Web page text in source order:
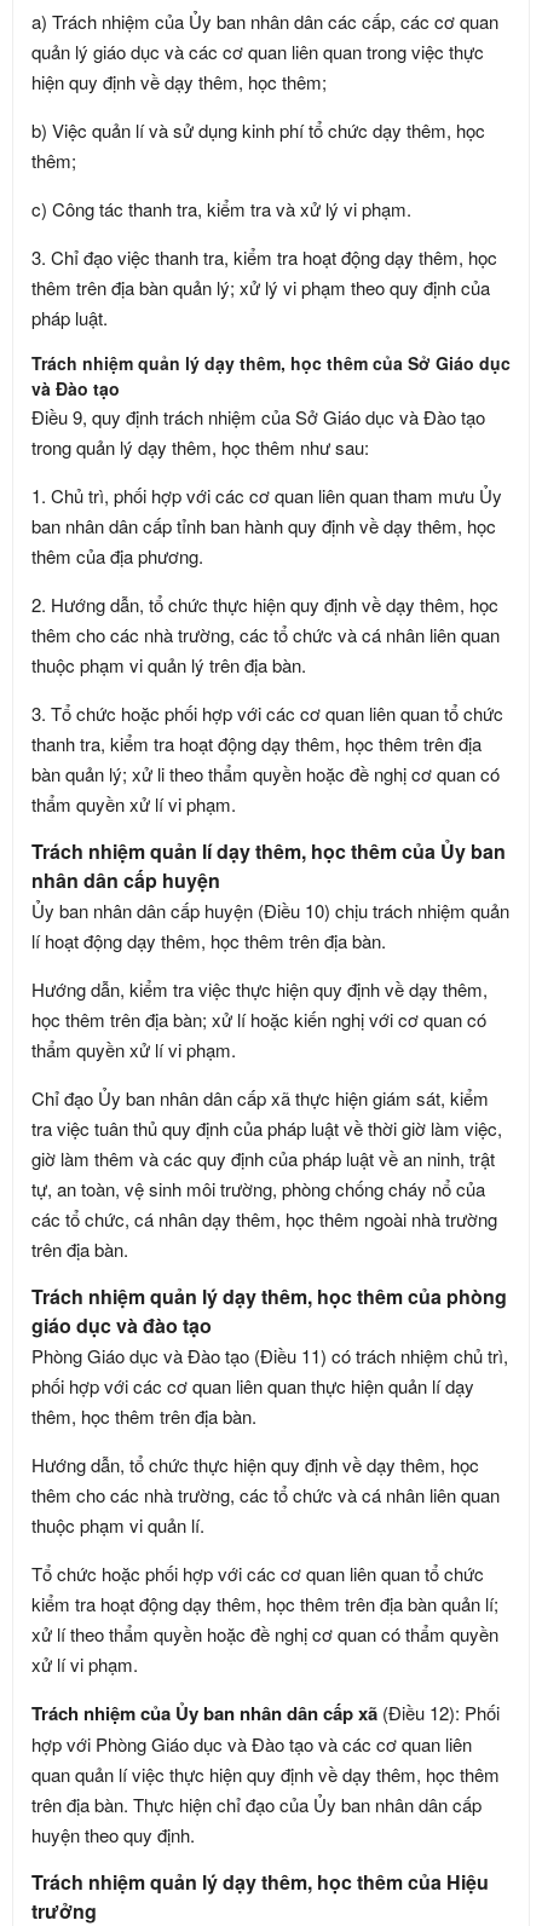
a) Trách nhiệm của Ủy ban nhân dân các cấp, các cơ quan
quản lý giáo dục và các cơ quan liên quan trong việc thực
hiện quy định về dạy thêm, học thêm;
b) Việc quản lí và sử dụng kinh phí tổ chức dạy thêm, học
thêm;
c) Công tác thanh tra, kiểm tra và xử lý vi phạm.
3. Chỉ đạo việc thanh tra, kiểm tra hoạt động dạy thêm, học
thêm trên địa bàn quản lý; xử lý vi phạm theo quy định của
pháp luật.
Trách nhiệm quản lý dạy thêm, học thêm của Sở Giáo dục
và Đào tạo
Điều 9, quy định trách nhiệm của Sở Giáo dục và Đào tạo
trong quản lý dạy thêm, học thêm như sau:
1. Chủ trì, phối hợp với các cơ quan liên quan tham mưu Ủy
ban nhân dân cấp tỉnh ban hành quy định về dạy thêm, học
thêm của địa phương.
2. Hướng dẫn, tổ chức thực hiện quy định về dạy thêm, học
thêm cho các nhà trường, các tổ chức và cá nhân liên quan
thuộc phạm vi quản lý trên địa bàn.
3. Tổ chức hoặc phối hợp với các cơ quan liên quan tổ chức
thanh tra, kiểm tra hoạt động dạy thêm, học thêm trên địa
bàn quản lý; xử li theo thẩm quyền hoặc đề nghị cơ quan có
thẩm quyền xử lí vi phạm.
Trách nhiệm quản lí dạy thêm, học thêm của Ủy ban
nhân dân cấp huyện
Ủy ban nhân dân cấp huyện (Điều 10) chịu trách nhiệm quản
lí hoạt động dạy thêm, học thêm trên địa bàn.
Hướng dẫn, kiểm tra việc thực hiện quy định về dạy thêm,
học thêm trên địa bàn; xử lí hoặc kiến nghị với cơ quan có
thẩm quyền xử lí vi phạm.
Chỉ đạo Ủy ban nhân dân cấp xã thực hiện giám sát, kiểm
tra việc tuân thủ quy định của pháp luật về thời giờ làm việc,
giờ làm thêm và các quy định của pháp luật về an ninh, trật
tự, an toàn, vệ sinh môi trường, phòng chống cháy nổ của
các tổ chức, cá nhân dạy thêm, học thêm ngoài nhà trường
trên địa bàn.
Trách nhiệm quản lý dạy thêm, học thêm của phòng
giáo dục và đào tạo
Phòng Giáo dục và Đào tạo (Điều 11) có trách nhiệm chủ trì,
phối hợp với các cơ quan liên quan thực hiện quản lí dạy
thêm, học thêm trên địa bàn.
Hướng dẫn, tổ chức thực hiện quy định về dạy thêm, học
thêm cho các nhà trường, các tổ chức và cá nhân liên quan
thuộc phạm vi quản lí.
Tổ chức hoặc phối hợp với các cơ quan liên quan tổ chức
kiểm tra hoạt động dạy thêm, học thêm trên địa bàn quản lí;
xử lí theo thẩm quyền hoặc đề nghị cơ quan có thẩm quyền
xử lí vi phạm.
Trách nhiệm của Ủy ban nhân dân cấp xã (Điều 12): Phối
hợp với Phòng Giáo dục và Đào tạo và các cơ quan liên
quan quản lí việc thực hiện quy định về dạy thêm, học thêm
trên địa bàn. Thực hiện chỉ đạo của Ủy ban nhân dân cấp
huyện theo quy định.
Trách nhiệm quản lý dạy thêm, học thêm của Hiệu
trưởng